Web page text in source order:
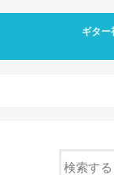
ギター